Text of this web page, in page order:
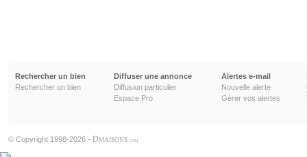
Rechercher un bien
Rechercher un bien
Diffuser une annonce
Diffusion particulier
Espace Pro
Alertes e-mail
Nouvelle alerte
Gérer vos alertes
© Copyright 1998-2026 - DMAISONS .COM